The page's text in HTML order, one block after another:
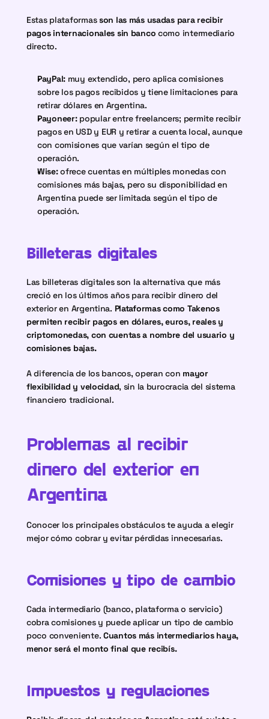
Estas plataformas son las más usadas para recibir
pagos internacionales sin banco como intermediario
directo.
PayPal: muy extendido, pero aplica comisiones
sobre los pagos recibidos y tiene limitaciones para
retirar dólares en Argentina.
Payoneer: popular entre freelancers; permite recibir
pagos en USD y EUR y retirar a cuenta local, aunque
con comisiones que varían según el tipo de
operación.
Wise: ofrece cuentas en múltiples monedas con
comisiones más bajas, pero su disponibilidad en
Argentina puede ser limitada según el tipo de
operación.
Billeteras digitales
Las billeteras digitales son la alternativa que más
creció en los últimos años para recibir dinero del
exterior en Argentina. Plataformas como Takenos
permiten recibir pagos en dólares, euros, reales y
criptomonedas, con cuentas a nombre del usuario y
comisiones bajas.
A diferencia de los bancos, operan con mayor
flexibilidad y velocidad, sin la burocracia del sistema
financiero tradicional.
Problemas al recibir
dinero del exterior en
Argentina
Conocer los principales obstáculos te ayuda a elegir
mejor cómo cobrar y evitar pérdidas innecesarias.
Comisiones y tipo de cambio
Cada intermediario (banco, plataforma o servicio)
cobra comisiones y puede aplicar un tipo de cambio
poco conveniente. Cuantos más intermediarios haya,
menor será el monto final que recibís.
Impuestos y regulaciones